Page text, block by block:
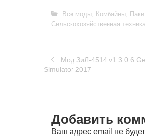
Все моды Комбайны
Сельскохозяйственная техника
Мод ЗиЛ-4514 v1.3.0.6
Simulator 2017
Добавить
Ваш адрес email не